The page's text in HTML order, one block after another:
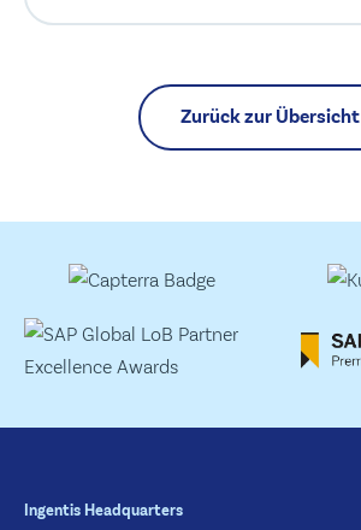
Zurück zur Übersicht
Ingentis Headquarters